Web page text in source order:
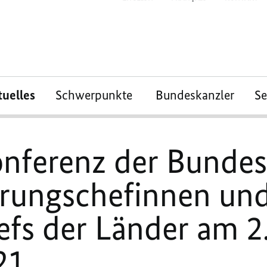
Schwerpunkte Bundeskanzler
der
der Länder am